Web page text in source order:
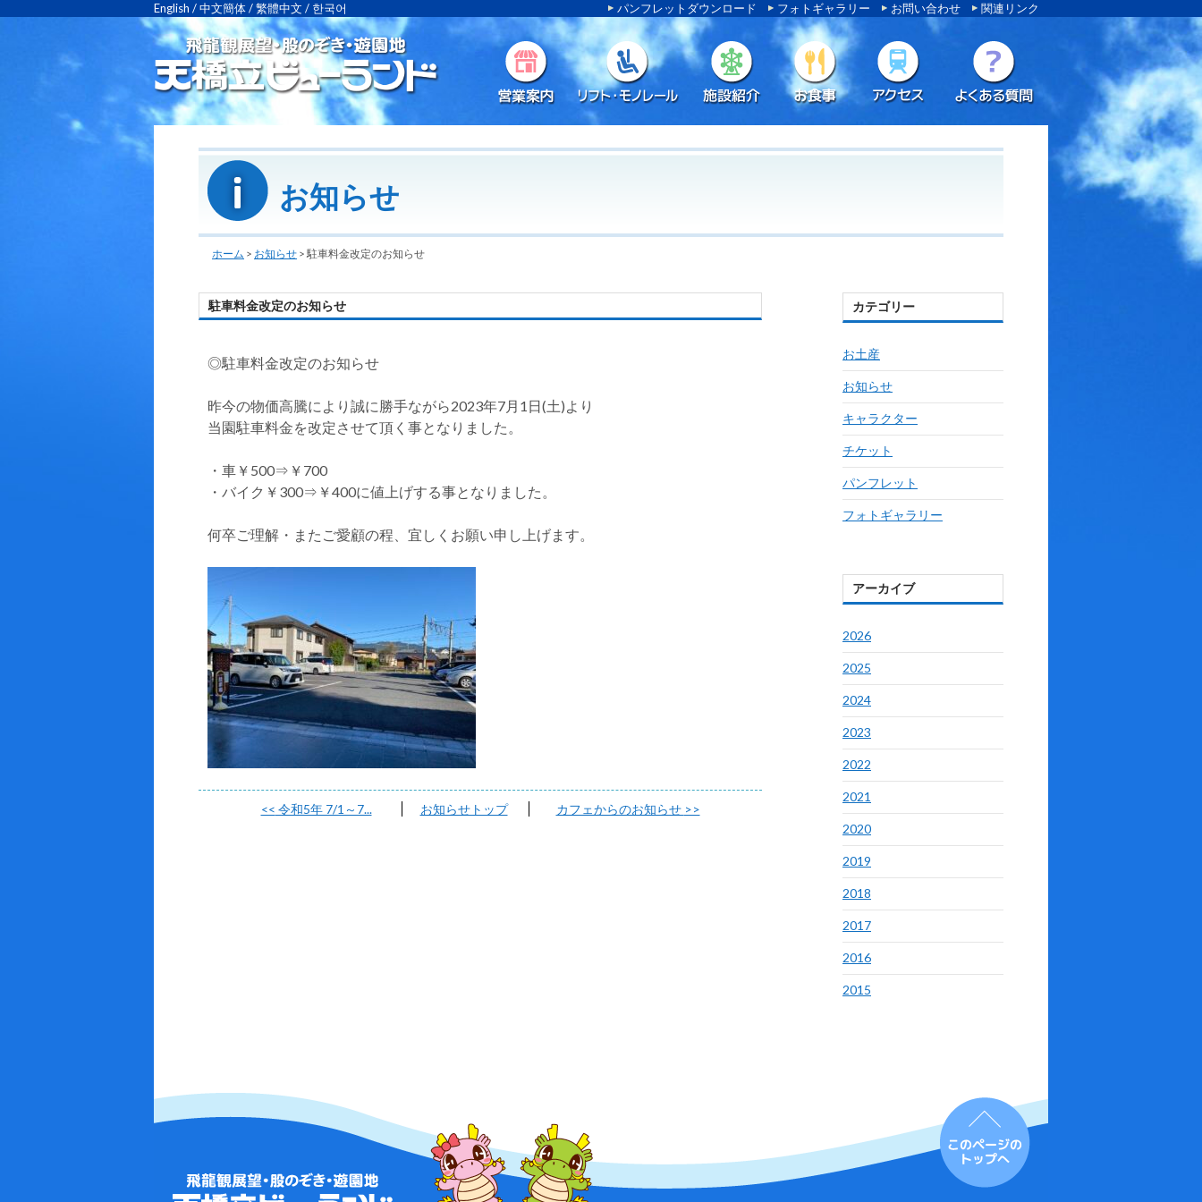
English /中文簡体/繁體中文 / 한국어 パンフレットダウンロード フォトギャラリー お問い合わせ 関連リンク
お知らせ
ホーム > お知らせ > 駐車料金改定のお知らせ
駐車料金改定のお知らせ
◎駐車料金改定のお知らせ
昨今の物価高騰により誠に勝手ながら2023年7月1日(土)より
当園駐車料金を改定させて頂く事となりました。
・車￥500⇒￥700
・バイク￥300⇒￥400に値上げする事となりました。
何卒ご理解・またご愛顧の程、宜しくお願い申し上げます。
<< 令和5年 7/1～7... お知らせトップ カフェからのお知らせ >>
カテゴリー
お土産
お知らせ
キャラクター
チケット
パンフレット
フォトギャラリー
アーカイブ
2026
2025
2024
2023
2022
2021
2020
2019
2018
2017
2016
2015